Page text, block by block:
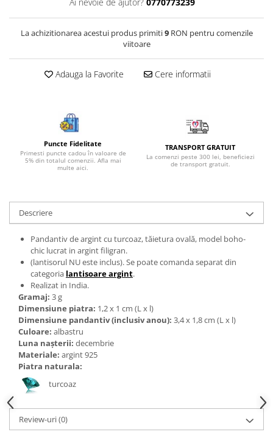
Bijuterii opal
Bijuterii rodocrozit
Bijuterii rubin
Bijuterii safir
Bijuterii smarald
Bijuterii sodalit
Bijuterii spinel
Bijuterii tanzanit
Bijuterii topaz
Bijuterii turcoaz
Bijuterii turmaline
Bijuterii morganit
La achizitionarea acestui produs primiti9RON pentru comenzile
viitoare
Adauga la Favorite Cere informatii
Puncte Fidelitate
Primesti puncte cadou în valoare de
5% din totalul comenzii. Afla mai
multe aici.
TRANSPORT GRATUIT
La comenzi peste 300 lei, beneficiezi
de transport gratuit.
Descriere
Pandantiv de argint cu turcoaz, tăietura ovală, model boho-
chic lucrat in argint filigran.
(lantisorul NU este inclus). Se poate comanda separat din
categoria lantisoare argint.
Realizat in India.
Gramaj: 3 g
Dimensiune piatra: 1,2 x 1 cm (L x l)
Dimensiune pandantiv (inclusiv anou): 3,4 x 1,8 cm (L x l)
Culoare: albastru
Luna nașterii: decembrie
Materiale: argint 925
Piatra naturala:
turcoaz
Review-uri(0)